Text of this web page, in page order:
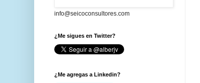
info@seicoconsultores.com
¿Me sigues en Twitter?
¿Me agregas a Linkedin?